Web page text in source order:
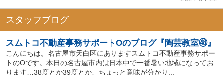
スタッフブログ
スムトコ不動産事務サポートOのブログ『陶芸教室㊽』
こんにちは。名古屋市天白区にありますスムトコ不動産事務サポー
トのOです。本日の名古屋市内は日本中で一番暑い地域になってお
ります…38度とか39度とか、ちょっと意味が分かり...